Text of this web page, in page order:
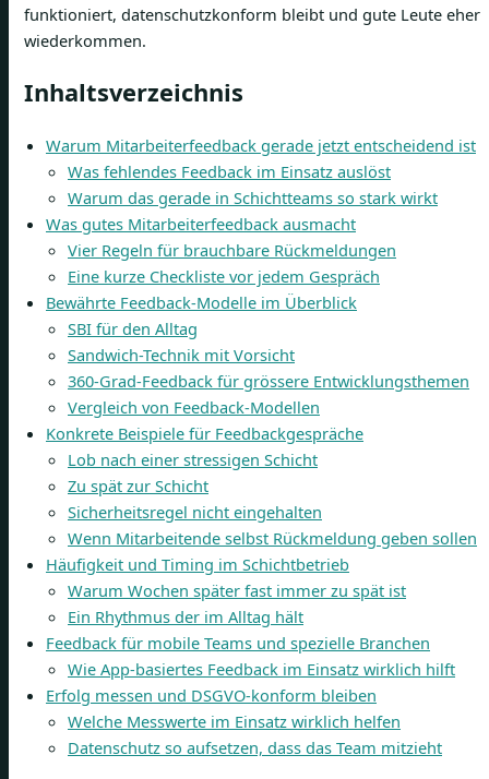
funktioniert, datenschutzkonform bleibt und gute Leute eher
wiederkommen.
Inhaltsverzeichnis
Warum Mitarbeiterfeedback gerade jetzt entscheidend ist
Was fehlendes Feedback im Einsatz auslöst
Warum das gerade in Schichtteams so stark wirkt
Was gutes Mitarbeiterfeedback ausmacht
Vier Regeln für brauchbare Rückmeldungen
Eine kurze Checkliste vor jedem Gespräch
Bewährte Feedback-Modelle im Überblick
SBI für den Alltag
Sandwich-Technik mit Vorsicht
360-Grad-Feedback für grössere Entwicklungsthemen
Vergleich von Feedback-Modellen
Konkrete Beispiele für Feedbackgespräche
Lob nach einer stressigen Schicht
Zu spät zur Schicht
Sicherheitsregel nicht eingehalten
Wenn Mitarbeitende selbst Rückmeldung geben sollen
Häufigkeit und Timing im Schichtbetrieb
Warum Wochen später fast immer zu spät ist
Ein Rhythmus der im Alltag hält
Feedback für mobile Teams und spezielle Branchen
Wie App-basiertes Feedback im Einsatz wirklich hilft
Erfolg messen und DSGVO-konform bleiben
Welche Messwerte im Einsatz wirklich helfen
Datenschutz so aufsetzen, dass das Team mitzieht